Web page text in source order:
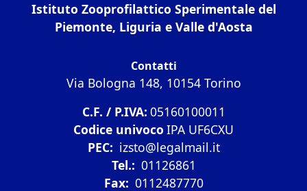
Istituto Zooprofilattico Sperimentale del
Piemonte, Liguria e Valle d'Aosta
Contatti
Via Bologna 148, 10154 Torino
C.F. / P.IVA: 05160100011
Codice univoco IPA UF6CXU
PEC: izsto@legalmail.it
Tel.: 01126861
Fax: 0112487770